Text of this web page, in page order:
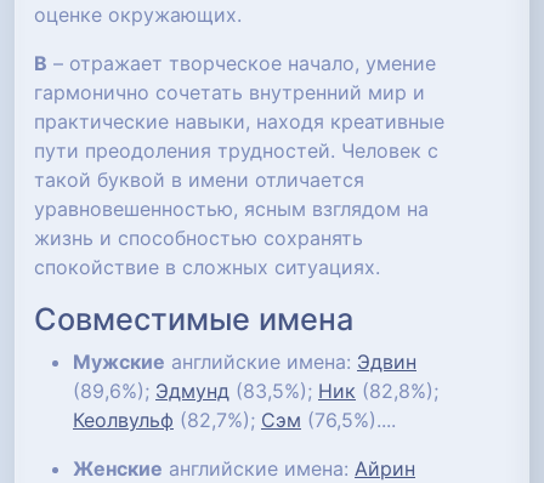
оценке окружающих.
В – отражает творческое начало, умение
гармонично сочетать внутренний мир и
практические навыки, находя креативные
пути преодоления трудностей. Человек с
такой буквой в имени отличается
уравновешенностью, ясным взглядом на
жизнь и способностью сохранять
спокойствие в сложных ситуациях.
Совместимые имена
Мужские английские имена: Эдвин
(89,6%); Эдмунд (83,5%); Ник (82,8%);
Кеолвульф (82,7%); Сэм (76,5%)....
Женские английские имена: Айрин